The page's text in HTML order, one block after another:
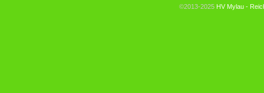
©2013-2025 HV Mylau -